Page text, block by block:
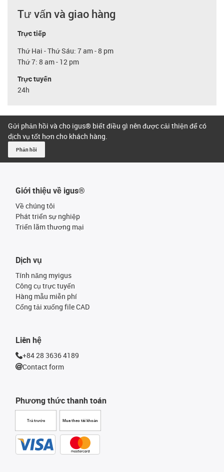
Tư vấn và giao hàng
Trực tiếp
Thứ Hai - Thứ Sáu: 7 am - 8 pm
Thứ 7: 8 am - 12 pm
Trực tuyến
24h
Gửi phản hồi và cho igus® biết điều gì nên được cải thiện để có
dịch vụ tốt hơn cho khách hàng.
Phản hồi
Giới thiệu về igus®
Về chúng tôi
Phát triển sự nghiệp
Triển lãm thương mại
Phương thức thanh toán
Trả trước Mua theo tài khoản
Dịch vụ
Tính năng myigus
Công cụ trực tuyến
Hàng mẫu miễn phí
Cổng tải xuống file CAD
Liên hệ
+84 28 3636 4189
Contact form